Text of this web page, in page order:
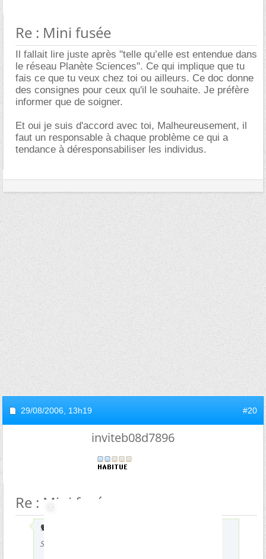
Re : Mini fusée
Il fallait lire juste après "telle qu’elle est entendue dans
le réseau Planète Sciences". Ce qui implique que tu
fais ce que tu veux chez toi ou ailleurs. Ce doc donne
des consignes pour ceux qu'il le souhaite. Je préfère
informer que de soigner.
Et oui je suis d'accord avec toi, Malheureusement, il
faut un responsable à chaque problème ce qui a
tendance à déresponsabiliser les individus.
29/08/2006, 13h19 #20
inviteb08d7896
Re : Mini fusée
Salut tous le monde